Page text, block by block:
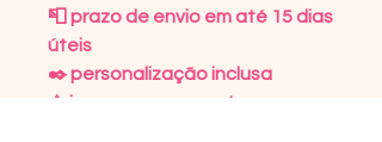
📮 prazo de envio em até 15 dias
úteis
✒️ personalização inclusa
⚠️ imagem meramente